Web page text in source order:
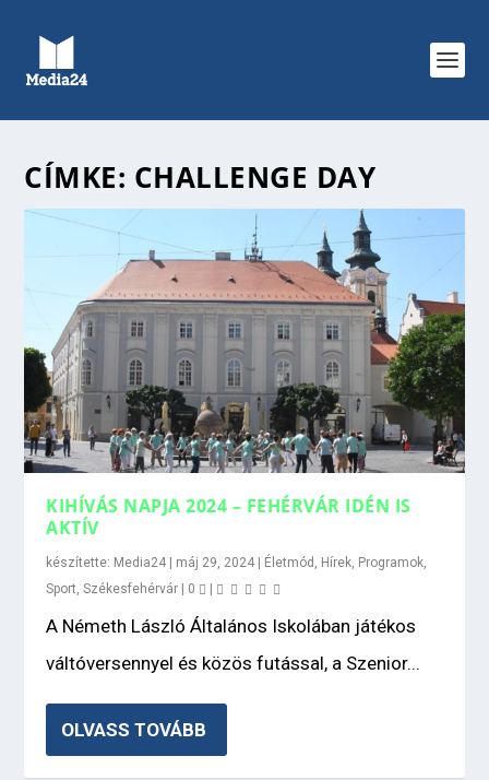
CÍMKE: CHALLENGE DAY
KIHÍVÁS NAPJA 2024 – FEHÉRVÁR IDÉN IS
AKTÍV
készítette: Media24 | máj 29, 2024 | Életmód Hírek Programok
Sport ,Székesfehérvár | 0 |
A Németh László Általános Iskolában játékos
váltóversennyel és közös futással, a Szenior...
OLVASS TOVÁBB